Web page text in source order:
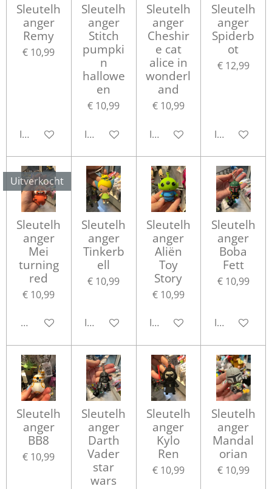
Sleutelh
anger
Remy
€ 10,99
In winkelwagen
Sleutelh
anger
Stitch
pumpki
n
hallowe
en
€ 10,99
In winkelwagen
Sleutelh
anger
Cheshir
e cat
alice in
wonderl
and
€ 10,99
In winkelwagen
Sleutelh
anger
Spiderb
ot
€ 12,99
In
Uitverkocht
Sleutelh
anger
Mei
turning
red
€ 10,99
Houd mij op de hoogte
Sleutelh
anger
Tinkerb
ell
€ 10,99
In winkelwagen
Sleutelh
anger
Aliën
Toy
Story
€ 10,99
In winkelwagen
Sleutelh
anger
Boba
Fett
€ 10,99
In
Sleutelh
anger
BB8
€ 10,99
Sleutelh
anger
Darth
Vader
star
wars
Sleutelh
anger
Kylo
Ren
€ 10,99
Sleutelh
anger
Mandal
orian
€ 10,99